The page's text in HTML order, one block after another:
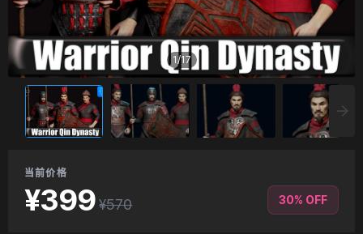
1/17
当前价格
¥399 ¥570 30% OFF